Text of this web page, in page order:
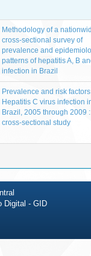
Methodology of a
cross-sectional survey of
prevalence and
patterns of hepatitis A, B
infection in Brazil
Prevalence and risk
Hepatitis C virus infection
Brazil, 2005 through 2009 :
cross-sectional study
Digital - GID